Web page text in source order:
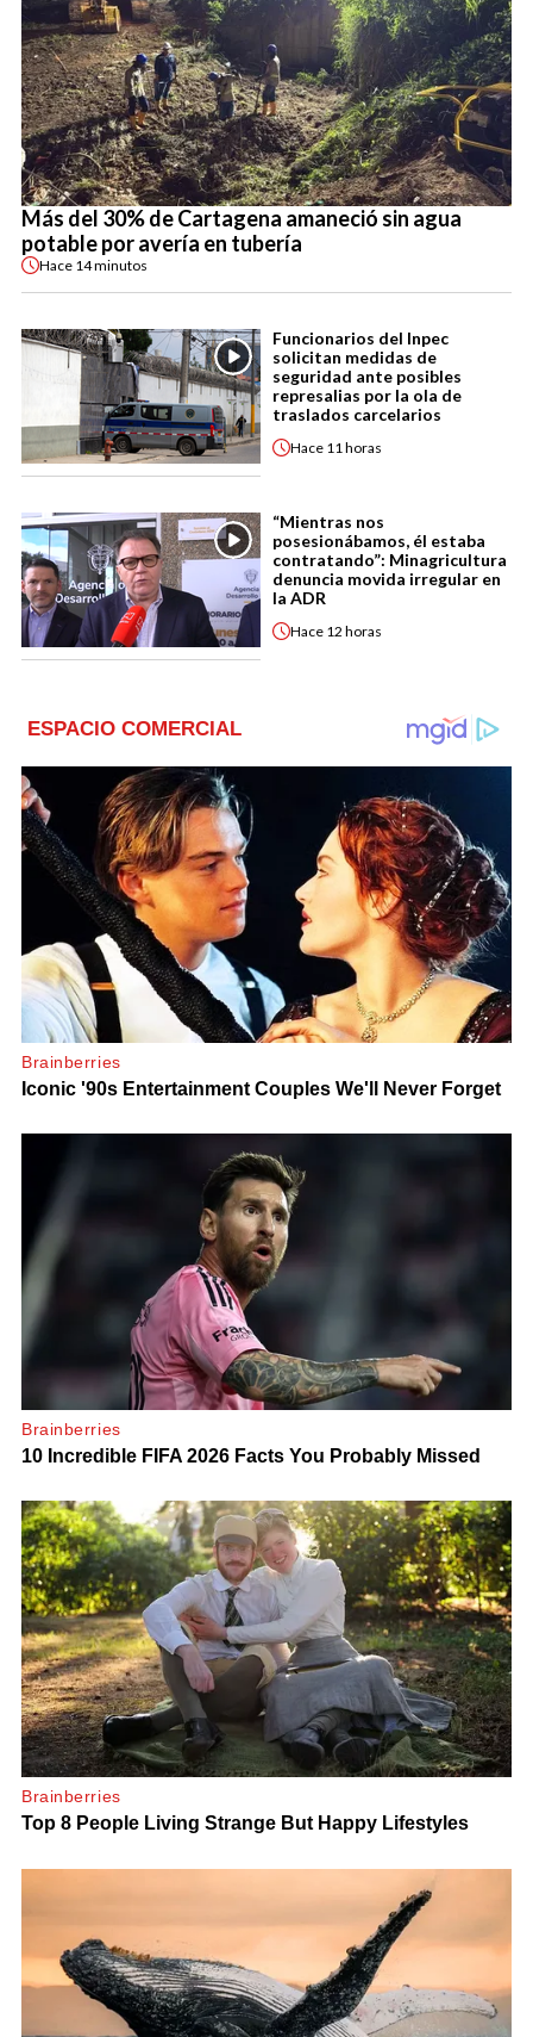
Más del 30% de Cartagena amaneció sin agua
potable por avería en tubería
Hace 14 minutos
Funcionarios del Inpec
solicitan medidas de
seguridad ante posibles
represalias por la ola de
traslados carcelarios
Hace 11 horas
“Mientras nos
posesionábamos, él estaba
contratando”: Minagricultura
denuncia movida irregular en
la ADR
Hace 12 horas